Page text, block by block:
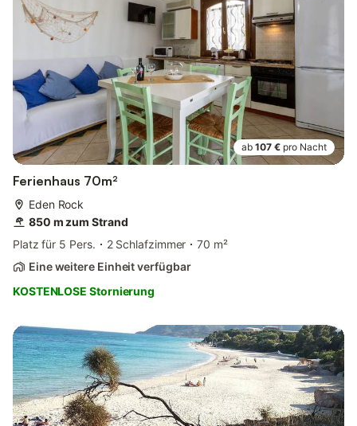
ab 107 € pro Nacht
Ferienhaus 70m²
Eden Rock
850 m zum Strand
Platz für 5 Pers.
2 Schlafzimmer
70 m²
Eine weitere Einheit verfügbar
KOSTENLOSE Stornierung